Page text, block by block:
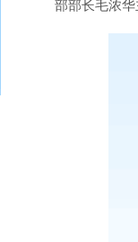
部部长毛浓